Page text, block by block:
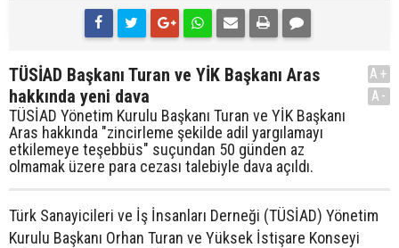
TÜSİAD Başkanı Turan ve YİK Başkanı Aras
hakkında yeni dava
TÜSİAD Yönetim Kurulu Başkanı Turan ve YİK Başkanı
Aras hakkında "zincirleme şekilde adil yargılamayı
etkilemeye teşebbüs" suçundan 50 günden az
olmamak üzere para cezası talebiyle dava açıldı.
A+
A-
Türk Sanayicileri ve İş İnsanları Derneği (TÜSİAD) Yönetim
Kurulu Başkanı Orhan Turan ve Yüksek İstişare Konseyi